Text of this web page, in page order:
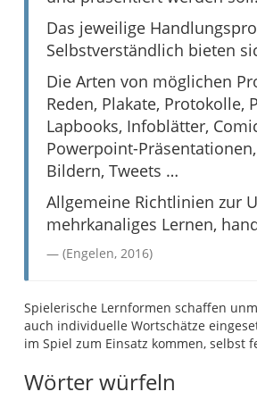
Das jeweilige
Selbstverständlich bieten
Die Arten von möglichen
Reden, Plakate,
Lapbooks, Infoblätter,
Powerpoint-
Bildern, Tweets …
Allgemeine Richtlinien zur
mehrkanaliges Lernen,
(Engelen, 2016)
Spielerische Lernformen schaffen
auch individuelle Wortschätze
im Spiel zum Einsatz kommen, selbst
Wörter würfeln